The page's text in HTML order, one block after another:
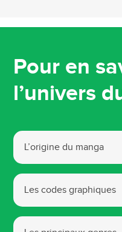
Pour en
l’univers
L’origine du manga
Les codes graphiques